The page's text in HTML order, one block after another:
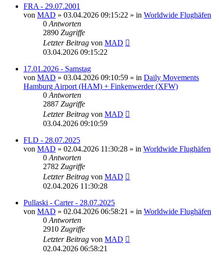
FRA - 29.07.2001
von MAD » 03.04.2026 09:15:22 » in Worldwide Flughäfen
0 Antworten
2890 Zugriffe
Letzter Beitrag von MAD
03.04.2026 09:15:22
17.01.2026 - Samstag
von MAD » 03.04.2026 09:10:59 » in Daily Movements
Hamburg Airport (HAM) + Finkenwerder (XFW)
0 Antworten
2887 Zugriffe
Letzter Beitrag von MAD
03.04.2026 09:10:59
FLD - 28.07.2025
von MAD » 02.04.2026 11:30:28 » in Worldwide Flughäfen
0 Antworten
2782 Zugriffe
Letzter Beitrag von MAD
02.04.2026 11:30:28
Pullaski - Carter - 28.07.2025
von MAD » 02.04.2026 06:58:21 » in Worldwide Flughäfen
0 Antworten
2910 Zugriffe
Letzter Beitrag von MAD
02.04.2026 06:58:21